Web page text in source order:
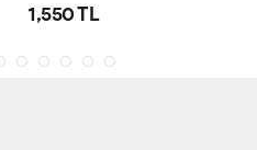
1,550 TL